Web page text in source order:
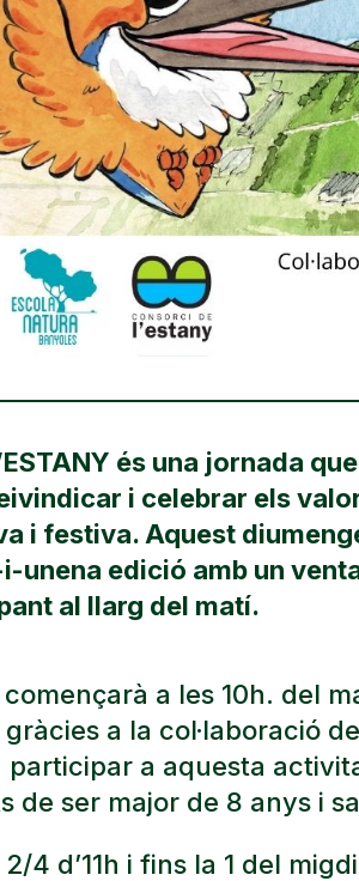
és una jornada
i celebrar els
i festiva. Aquest
unena edició amb un
al llarg del matí.
a les 10h. del
a la col·laboració
participar a aquesta
de ser major de 8 anys i
4 d’11h i fins la 1 del